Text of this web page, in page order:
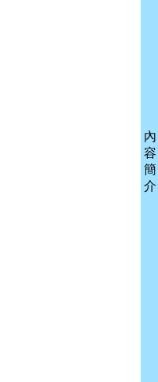
內
容
簡
介